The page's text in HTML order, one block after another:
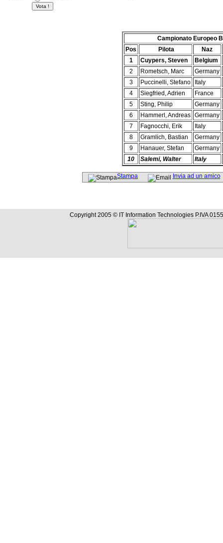
Campionato Europeo
Pos
Pilota
Naz
1
Cuypers, Steven
Belgium
2
Rometsch, Marc
Germany
3
Puccinelli, Stefano
Italy
4
Siegfried, Adrien
France
5
Sting, Philip
Germany
6
Hammerl, Andreas Germany
7
Fagnocchi, Erik
Italy
8
Gramlich, Bastian
Germany
9
Hanauer, Stefan
Germany
10
Salemi, Walter Italy
Stampa Invia ad un amico
Copyright 2005 © IT Information Technologies P.IVA